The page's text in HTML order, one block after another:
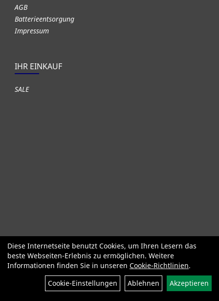
AGB
Batterieentsorgung
Impressum
IHR EINKAUF
SALE
Fahrräder Gute gebrauchte Fahrräder
Roller + Laufräder
Fahrradzubehör
Fahrradteile
Bekleidung Helme Schuhe
SALE
Neuheiten
Diese Internetseite benutzt Cookies, um Ihren Lesern das
beste Webseiten-Erlebnis zu ermöglichen. Weitere
Informationen finden Sie in unseren Cookie-Richtlinien.
Cookie-Einstellungen
Ablehnen Akzeptieren